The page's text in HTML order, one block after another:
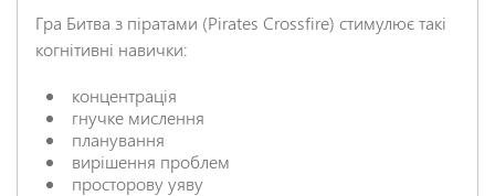
Гра Битва з піратами (Pirates Crossfire) стимулює такі
когнітивні навички:
концентрація
гнучке мислення
планування
вирішення проблем
просторову уяву